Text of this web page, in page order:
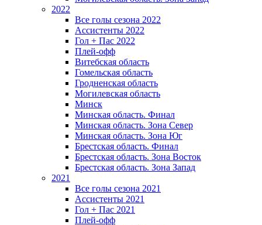
2022
Все голы сезона 2022
Ассистенты 2022
Гол + Пас 2022
Плей-офф
Витебская область
Гомельская область
Гродненская область
Могилевская область
Минск
Mинская область. Финал
Минская область. Зона Север
Минская область. Зона Юг
Брестская область. Финал
Брестская область. Зона Восток
Брестская область. Зона Запад
2021
Все голы сезона 2021
Ассистенты 2021
Гол + Пас 2021
Плей-офф